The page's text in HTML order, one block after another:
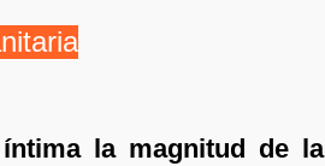
la magnitud de la